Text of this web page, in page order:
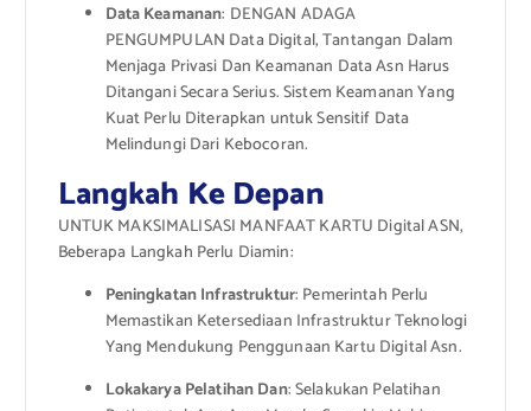
Data Keamanan: DENGAN ADAGA
PENGUMPULAN Data Digital, Tantangan Dalam
Menjaga Privasi Dan Keamanan Data Asn Harus
Ditangani Secara Serius. Sistem Keamanan Yang
Kuat Perlu Diterapkan untuk Sensitif Data
Melindungi Dari Kebocoran.
Langkah Ke Depan
UNTUK MAKSIMALISASI MANFAAT KARTU Digital ASN,
Beberapa Langkah Perlu Diamin:
Peningkatan Infrastruktur: Pemerintah Perlu
Memastikan Ketersediaan Infrastruktur Teknologi
Yang Mendukung Penggunaan Kartu Digital Asn.
Lokakarya Pelatihan Dan: Selakukan Pelatihan